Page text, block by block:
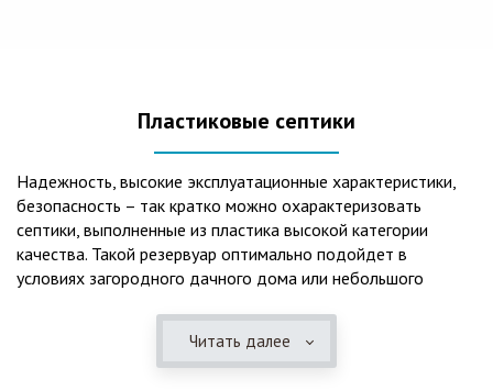
Пластиковые септики
Надежность, высокие эксплуатационные характеристики,
безопасность – так кратко можно охарактеризовать
септики, выполненные из пластика высокой категории
качества. Такой резервуар оптимально подойдет в
условиях загородного дачного дома или небольшого
механическая и биологическая очистка канализационных
Читать далее